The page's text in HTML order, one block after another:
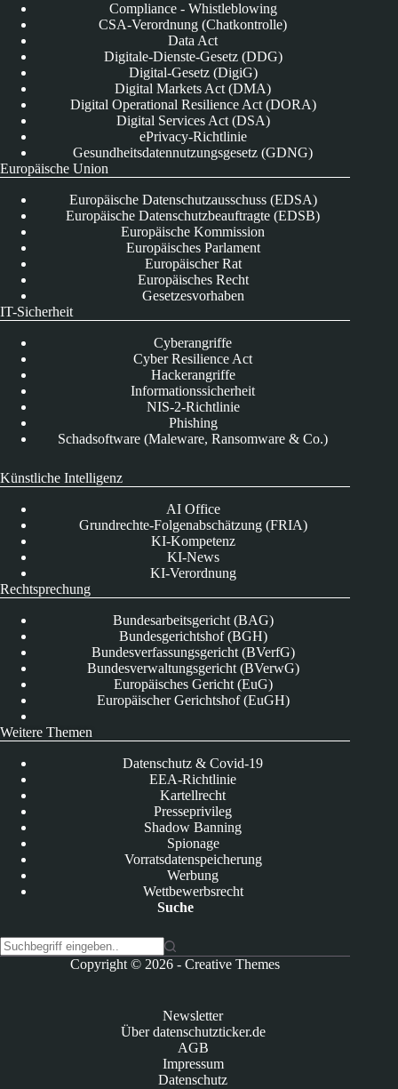
Compliance - Whistleblowing
CSA-Verordnung (Chatkontrolle)
Data Act
Digitale-Dienste-Gesetz (DDG)
Digital-Gesetz (DigiG)
Digital Markets Act (DMA)
Digital Operational Resilience Act (DORA)
Digital Services Act (DSA)
ePrivacy-Richtlinie
Gesundheitsdatennutzungsgesetz (GDNG)
Europäische Union
Europäische Datenschutzausschuss (EDSA)
Europäische Datenschutzbeauftragte (EDSB)
Europäische Kommission
Europäisches Parlament
Europäischer Rat
Europäisches Recht
Gesetzesvorhaben
IT-Sicherheit
Cyberangriffe
Cyber Resilience Act
Hackerangriffe
Informationssicherheit
NIS-2-Richtlinie
Phishing
Schadsoftware (Maleware, Ransomware & Co.)
Künstliche Intelligenz
AI Office
Grundrechte-Folgenabschätzung (FRIA)
KI-Kompetenz
KI-News
KI-Verordnung
Rechtsprechung
Bundesarbeitsgericht (BAG)
Bundesgerichtshof (BGH)
Bundesverfassungsgericht (BVerfG)
Bundesverwaltungsgericht (BVerwG)
Europäisches Gericht (EuG)
Europäischer Gerichtshof (EuGH)
Weitere Themen
Datenschutz & Covid-19
EEA-Richtlinie
Kartellrecht
Presseprivileg
Shadow Banning
Spionage
Vorratsdatenspeicherung
Werbung
Wettbewerbsrecht
Suche
Copyright © 2026 -Creative Themes
Newsletter
Über datenschutzticker.de
AGB
Impressum
Datenschutz